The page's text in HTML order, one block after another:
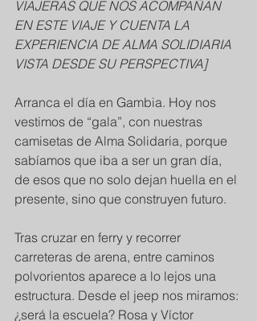
VIAJERAS QUE NOS ACOMPAÑAN
EN ESTE VIAJE Y CUENTA LA
EXPERIENCIA DE ALMA SOLIDIARIA
VISTA DESDE SU PERSPECTIVA]
Arranca el día en Gambia. Hoy nos
vestimos de “gala”, con nuestras
camisetas de Alma Solidaria, porque
sabíamos que iba a ser un gran día,
de esos que no solo dejan huella en el
presente, sino que construyen futuro.
Tras cruzar en ferry y recorrer
carreteras de arena, entre caminos
polvorientos aparece a lo lejos una
estructura. Desde el jeep nos miramos:
¿será la escuela? Rosa y Víctor